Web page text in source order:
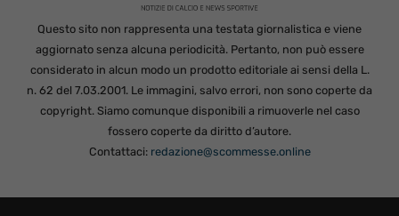
Questo sito non rappresenta una testata giornalistica e viene
aggiornato senza alcuna periodicità. Pertanto, non può essere
considerato in alcun modo un prodotto editoriale ai sensi della L.
n. 62 del 7.03.2001. Le immagini, salvo errori, non sono coperte da
copyright. Siamo comunque disponibili a rimuoverle nel caso
fossero coperte da diritto d’autore.
Contattaci: redazione@scommesse.online